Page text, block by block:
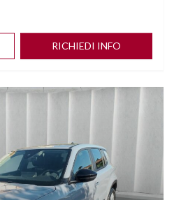
RICHIEDI INFO